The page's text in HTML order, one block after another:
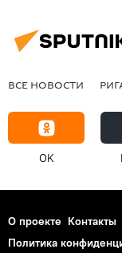
ВСЕ НОВОСТИ
OK
О проекте Контакты
Политика